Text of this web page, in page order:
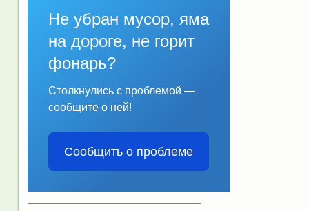
Не убран мусор, яма
на дороге, не горит
фонарь?
Столкнулись с проблемой —
сообщите о ней!
Сообщить о проблеме